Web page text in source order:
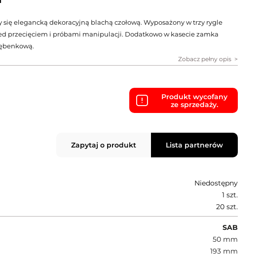
elegancką dekoracyjną blachą czołową. Wyposażony w trzy rygle
przecięciem i próbami manipulacji. Dodatkowo w kasecie zamka
Zobacz pełny opis
Produkt wycofany
ze sprzedaży.
Zapytaj o produkt Lista partnerów
Niedostępny
1 szt.
20 szt.
SAB
50 mm
193 mm